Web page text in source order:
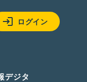
ログイン
デジタ